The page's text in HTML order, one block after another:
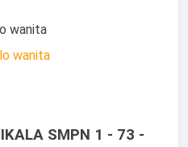
wanita
wanita
SMPN 1 - 73 -